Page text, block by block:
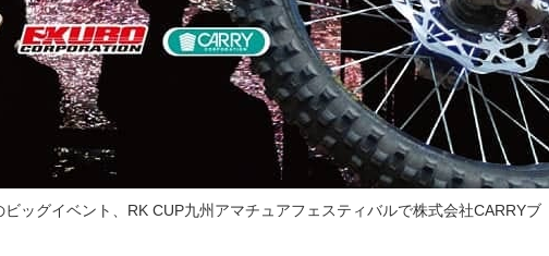
ッグイベント、RK CUP九州アマチュアフェスティバルで株式会社CARRYブ